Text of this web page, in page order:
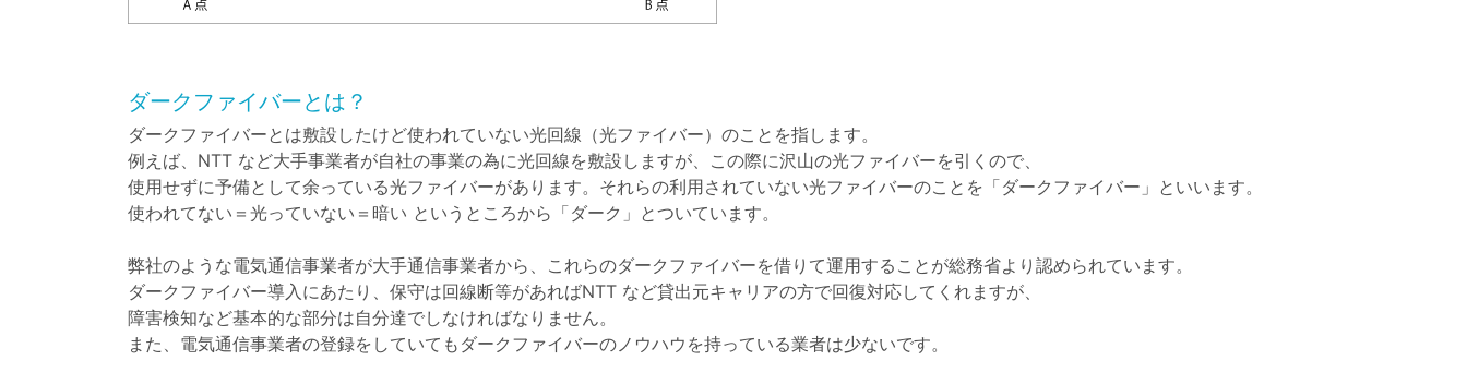
ダークファイバーとは？
ダークファイバーとは敷設したけど使われていない光回線（光ファイバー）のことを指します。
例えば、NTT など大手事業者が自社の事業の為に光回線を敷設しますが、この際に沢山の光ファイバーを引くので、
使用せずに予備として余っている光ファイバーがあります。それらの利用されていない光ファイバーのことを「ダークファイバー」といいます。
使われてない＝光っていない＝暗い というところから「ダーク」とついています。
弊社のような電気通信事業者が大手通信事業者から、これらのダークファイバーを借りて運用することが総務省より認められています。
ダークファイバー導入にあたり、保守は回線断等があればNTT など貸出元キャリアの方で回復対応してくれますが、
障害検知など基本的な部分は自分達でしなければなりません。
また、電気通信事業者の登録をしていてもダークファイバーのノウハウを持っている業者は少ないです。